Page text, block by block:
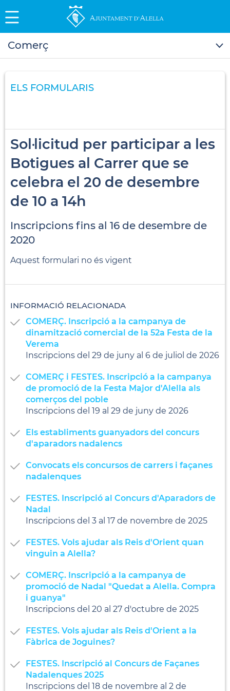
Comerç
ELS FORMULARIS
Sol·licitud per participar a les
Botigues al Carrer que se
celebra el 20 de desembre
de 10 a 14h
Inscripcions fins al 16 de desembre de
2020
Aquest formulari no és vigent
INFORMACIÓ RELACIONADA
COMERÇ. Inscripció a la campanya de
dinamització comercial de la 52a Festa de la
Verema
Inscripcions del 29 de juny al 6 de juliol de 2026
COMERÇ i FESTES. Inscripció a la campanya
de promoció de la Festa Major d'Alella als
comerços del poble
Inscripcions del 19 al 29 de juny de 2026
Els establiments guanyadors del concurs
d'aparadors nadalencs
Convocats els concursos de carrers i façanes
nadalenques
FESTES. Inscripció al Concurs d'Aparadors de
Nadal
Inscripcions del 3 al 17 de novembre de 2025
FESTES. Vols ajudar als Reis d'Orient quan
vinguin a Alella?
COMERÇ. Inscripció a la campanya de
promoció de Nadal "Quedat a Alella. Compra
i guanya"
Inscripcions del 20 al 27 d'octubre de 2025
FESTES. Vols ajudar als Reis d'Orient a la
Fàbrica de Joguines?
FESTES. Inscripció al Concurs de Façanes
Nadalenques 2025
Inscripcions del 18 de novembre al 2 de